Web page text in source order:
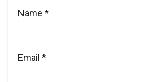
Name *
Email *